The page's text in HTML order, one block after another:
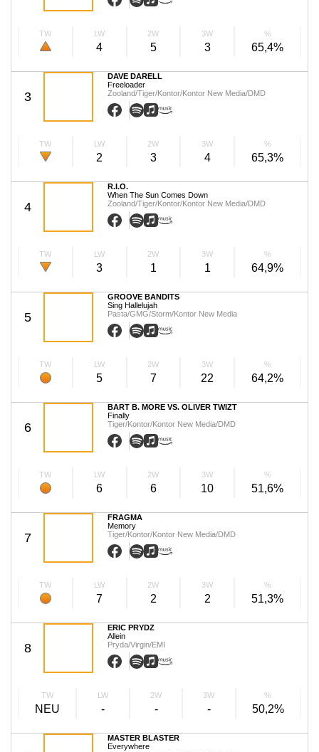
TW LW
4
2W
5
3W
3
%
65,4%
3
DAVE DARELL
Freeloader
Zooland/Tiger/Kontor/Kontor New Media/DMD
TW LW
2
2W
3
3W
4
%
65,3%
4
R.I.O.
When The Sun Comes Down
Zooland/Tiger/Kontor/Kontor New Media/DMD
TW LW
3
2W
1
3W
1
%
64,9%
5
GROOVE BANDITS
Sing Hallelujah
Pasta/GMG/Storm/Kontor New Media
TW LW
5
2W
7
3W
22
%
64,2%
6
BART B. MORE VS. OLIVER TWIZT
Finally
Tiger/Kontor/Kontor New Media/DMD
TW LW
6
2W
6
3W
10
%
51,6%
7
FRAGMA
Memory
Tiger/Kontor/Kontor New Media/DMD
TW LW
7
2W
2
3W
2
%
51,3%
8
ERIC PRYDZ
Allein
Pryda/Virgin/EMI
TW
NEU
LW
-
2W
-
3W
-
%
50,2%
MASTER BLASTER
Everywhere